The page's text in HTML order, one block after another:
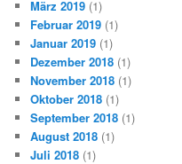
März 2019 (1)
Februar 2019 (1)
Januar 2019 (1)
Dezember 2018 (1)
November 2018 (1)
Oktober 2018 (1)
September 2018 (1)
August 2018 (1)
Juli 2018 (1)